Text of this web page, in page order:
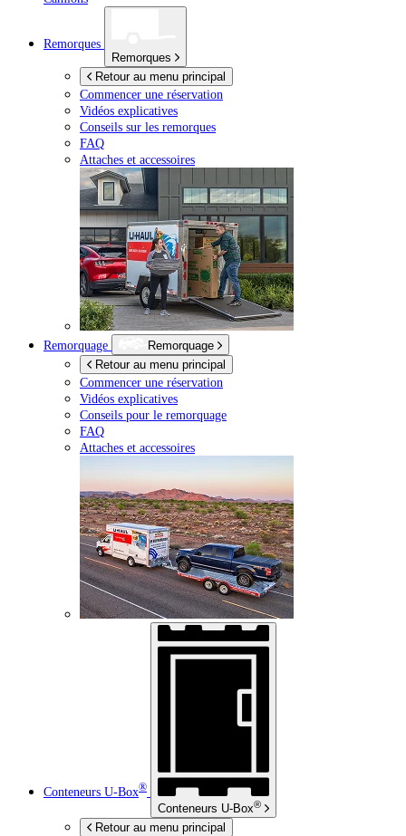
Remorques
Remorques
Retour au menu principal
Commencer une réservation
Vidéos explicatives
Conseils sur les remorques
FAQ
Attaches et accessoires
Remorquage
Remorquage
Retour au menu principal
Commencer une réservation
Vidéos explicatives
Conseils pour le remorquage
FAQ
Attaches et accessoires
Conteneurs U-Box®
Conteneurs U-Box®
Retour au menu principal